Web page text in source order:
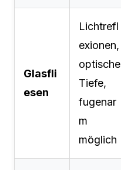
Glasfli
esen
Lichtrefl
exionen,
optische
Tiefe,
fugenar
m
möglich